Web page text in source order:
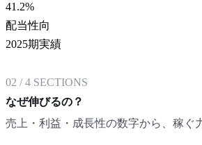
41.2%
配当性向
2025期実績
02 /4 SECTIONS
なぜ伸びるの？
売上・利益・成長性の数字から、稼ぐ